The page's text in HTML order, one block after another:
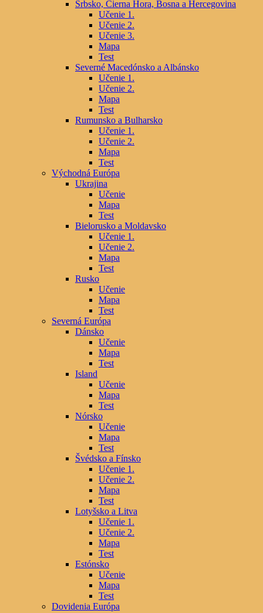
Srbsko, Čierna Hora, Bosna a Hercegovina
Učenie 1.
Učenie 2.
Učenie 3.
Mapa
Test
Severné Macedónsko a Albánsko
Učenie 1.
Učenie 2.
Mapa
Test
Rumunsko a Bulharsko
Učenie 1.
Učenie 2.
Mapa
Test
Východná Európa
Ukrajina
Učenie
Mapa
Test
Bielorusko a Moldavsko
Učenie 1.
Učenie 2.
Mapa
Test
Rusko
Učenie
Mapa
Test
Severná Európa
Dánsko
Učenie
Mapa
Test
Island
Učenie
Mapa
Test
Nórsko
Učenie
Mapa
Test
Švédsko a Fínsko
Učenie 1.
Učenie 2.
Mapa
Test
Lotyšsko a Litva
Učenie 1.
Učenie 2.
Mapa
Test
Estónsko
Učenie
Mapa
Test
Dovidenia Európa